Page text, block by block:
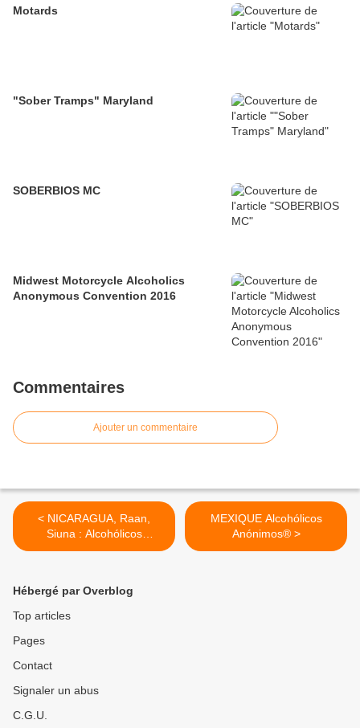
Motards
"Sober Tramps" Maryland
SOBERBIOS MC
Midwest Motorcycle Alcoholics
Anonymous Convention 2016
Commentaires
Ajouter un commentaire
< NICARAGUA, Raan,
Siuna : Alcohólicos
Anónimos®
MEXIQUE Alcohólicos
Anónimos® >
Hébergé par Overblog
Top articles
Pages
Contact
Signaler un abus
C.G.U.